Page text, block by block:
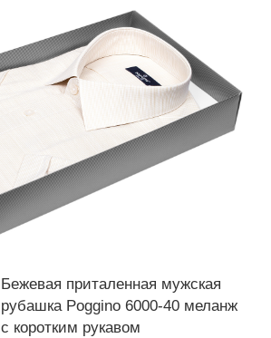
Бежевая приталенная мужская
рубашка Poggino 6000-40 меланж
с коротким рукавом